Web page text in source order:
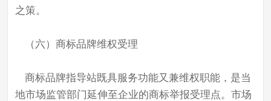
之策。
（六）商标品牌维权受理
商标品牌指导站既具服务功能又兼维权职能，是当
地市场监管部门延伸至企业的商标举报受理点。市场